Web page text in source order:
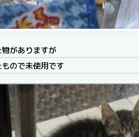
がありますが
ので未使用です